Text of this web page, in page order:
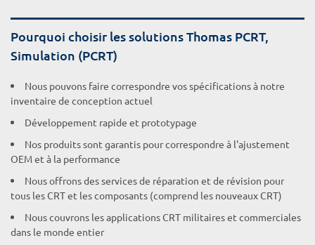
Pourquoi choisir les solutions Thomas PCRT,
Simulation (PCRT)
Nous pouvons faire correspondre vos spécifications à notre
inventaire de conception actuel
Développement rapide et prototypage
Nos produits sont garantis pour correspondre à l'ajustement
OEM et à la performance
Nous offrons des services de réparation et de révision pour
tous les CRT et les composants (comprend les nouveaux CRT)
Nous couvrons les applications CRT militaires et commerciales
dans le monde entier